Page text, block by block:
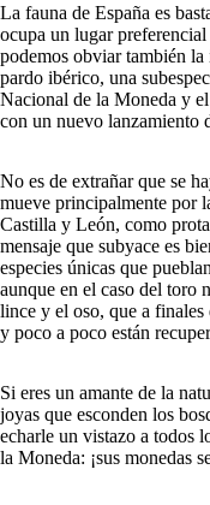
La fauna de España es
ocupa un lugar
podemos obviar también
pardo ibérico, una
Nacional de la Moneda y
con un nuevo lanzamiento
No es de extrañar que se
mueve principalmente por
Castilla y León, como
mensaje que subyace es
especies únicas que
aunque en el caso del toro
lince y el oso, que a
y poco a poco están
Si eres un amante de la
joyas que esconden los
echarle un vistazo a todos
la Moneda: ¡sus monedas